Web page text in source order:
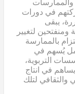
والممارسات
في دورات
يبقى
ومنفتحين لتغيير
بالممارسة
يُسهم في
التربوية،
في انتاج
والثقافي لتلك